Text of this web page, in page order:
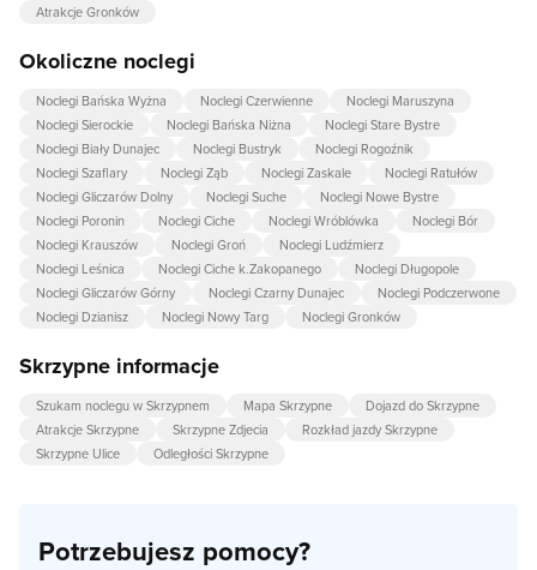
Atrakcje Gronków
Okoliczne noclegi
Noclegi Bańska Wyżna Noclegi Czerwienne
Noclegi Maruszyna
Noclegi Sierockie
Noclegi Bańska Niżna
Noclegi Stare Bystre
Noclegi Biały Dunajec
Noclegi Bustryk
Noclegi Rogoźnik
Noclegi Szaflary
Noclegi Ząb Noclegi Zaskale
Noclegi Ratułów
Noclegi Gliczarów Dolny
Noclegi Suche
Noclegi Nowe Bystre
Noclegi Poronin
Noclegi Ciche Noclegi Wróblówka
Noclegi Bór
Noclegi Krauszów
Noclegi Groń
Noclegi Ludźmierz
Noclegi Leśnica
Noclegi Ciche k.Zakopanego
Noclegi Długopole
Noclegi Gliczarów Górny
Noclegi Czarny Dunajec
Noclegi Podczerwone
Noclegi Dzianisz
Noclegi Nowy Targ Noclegi Gronków
Skrzypne informacje
Szukam noclegu w Skrzypnem Mapa Skrzypne
Dojazd do Skrzypne
Atrakcje Skrzypne
Skrzypne Zdjecia
Rozkład jazdy Skrzypne
Skrzypne Ulice
Odległości Skrzypne
Potrzebujesz pomocy?